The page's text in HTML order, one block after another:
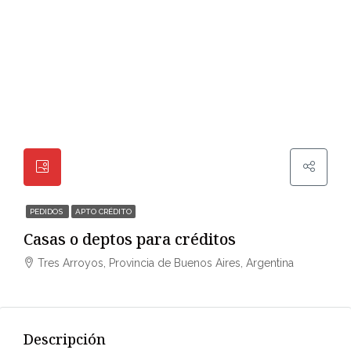
PEDIDOS APTO CRÉDITO
Casas o deptos para créditos
Tres Arroyos, Provincia de Buenos Aires, Argentina
Descripción